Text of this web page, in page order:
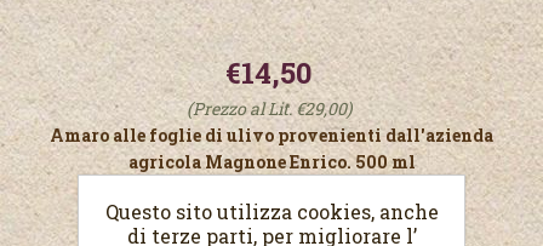
€14,50
(Prezzo al Lit. €29,00)
Amaro alle foglie di ulivo provenienti dall'azienda
agricola Magnone Enrico. 500 ml
Questo sito utilizza cookies, anche
di terze parti, per migliorare l’